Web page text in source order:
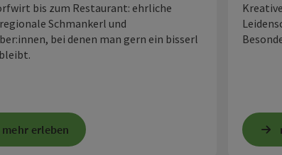
bis zum Restaurant: ehrliche
Schmankerl und
bei denen man gern ein bisserl
mehr erleben